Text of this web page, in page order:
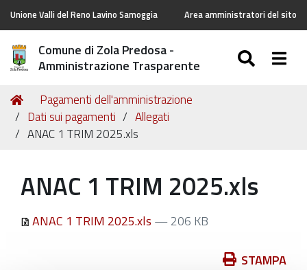
Unione Valli del Reno Lavino Samoggia Area amministratori del sito
Comune di Zola Predosa -
Amministrazione Trasparente
Tu
sei
qui:
Home
Pagamenti dell'amministrazione
Dati sui pagamenti
Allegati
ANAC 1 TRIM 2025.xls
ANAC 1 TRIM 2025.xls
ANAC 1 TRIM 2025.xls — 206 KB
STAMPA